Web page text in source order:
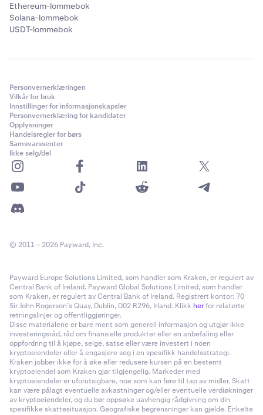
Ethereum-lommebok
Solana-lommebok
USDT-lommebok
Personvernerklæringen
Vilkår for bruk
Innstillinger for informasjonskapsler
Personvernerklæring for kandidater
Opplysninger
Handelsregler for børs
Samsvarssenter
Ikke selg/del
© 2011 – 2026 Payward, Inc.
Payward Europe Solutions Limited, som handler som Kraken, er regulert av
Central Bank of Ireland. Payward Global Solutions Limited, som handler
som Kraken, er regulert av Central Bank of Ireland. Registrert kontor: 70
Sir John Rogerson’s Quay, Dublin, D02 R296, Irland. Klikk herfor relaterte
retningslinjer og offentliggjøringer.
Disse materialene er bare ment som generell informasjon og utgjør ikke
investeringsråd, råd om finansielle produkter eller en anbefaling eller
oppfordring til å kjøpe, selge, satse eller være investert i noen
kryptoeiendeler eller å engasjere seg i en spesifikk handelsstrategi.
Kraken jobber ikke for å øke eller redusere kursen på en bestemt
kryptoeiendel som Kraken gjør tilgjengelig. Markeder med
kryptoeiendeler er uforutsigbare, noe som kan føre til tap av midler. Skatt
kan være pålagt eventuelle avkastninger og/eller eventuelle verdiøkninger
av kryptoeiendeler, og du bør oppsøke uavhengig rådgivning om din
spesifikke skattesituasjon. Geografiske begrensninger kan gjelde. Enkelte